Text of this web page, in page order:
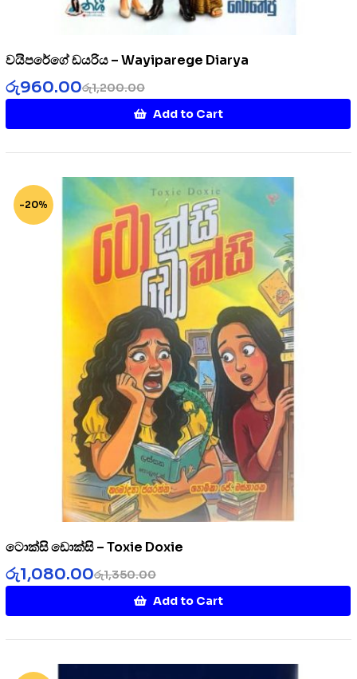
වයිපරේගේ ඩයරිය – Wayiparege Diarya
රු1,200.00
රු960.00
Add to Cart
-20%
ටොක්සි ඩොක්සි – Toxie Doxie
රු1,350.00
රු1,080.00
Add to Cart